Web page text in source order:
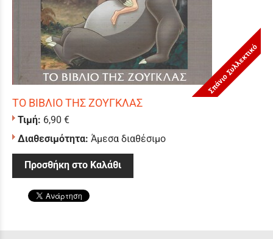
Σπάνιο Συλλεκτικό
ΤΟ ΒΙΒΛΙΟ ΤΗΣ ΖΟΥΓΚΛΑΣ
Τιμή: 6,90 €
Διαθεσιμότητα: Άμεσα διαθέσιμο
Προσθήκη στο Καλάθι